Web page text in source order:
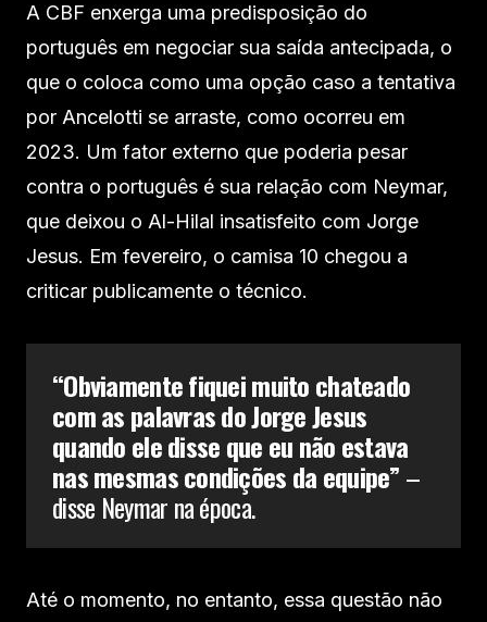
A CBF enxerga uma predisposição do
português em negociar sua saída antecipada, o
que o coloca como uma opção caso a tentativa
por Ancelotti se arraste, como ocorreu em
2023. Um fator externo que poderia pesar
contra o português é sua relação com Neymar,
que deixou o Al-Hilal insatisfeito com Jorge
Jesus. Em fevereiro, o camisa 10 chegou a
criticar publicamente o técnico.
“Obviamente fiquei muito chateado
com as palavras do Jorge Jesus
quando ele disse que eu não estava
nas mesmas condições da equipe”–
disse Neymar na época.
Até o momento, no entanto, essa questão não